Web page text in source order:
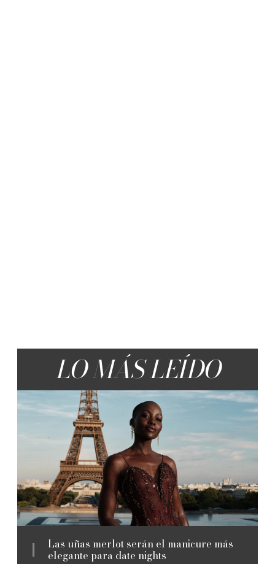
LO MÁS LEÍDO
Las uñas merlot serán el manicure más
elegante para date nights